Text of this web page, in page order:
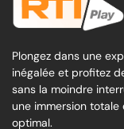
Plongez dans une
inégalée et profitez
sans la moindre
une immersion
optimal.